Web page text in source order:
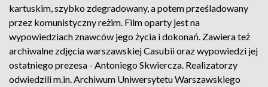
kartuskim, szybko zdegradowany, a potem prześladowany
przez komunistyczny reżim. Film oparty jest na
wypowiedziach znawców jego życia i dokonań. Zawiera też
archiwalne zdjęcia warszawskiej Casubii oraz wypowiedzi jej
ostatniego prezesa - Antoniego Skwiercza. Realizatorzy
odwiedzili m.in. Archiwum Uniwersytetu Warszawskiego